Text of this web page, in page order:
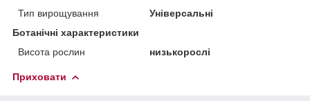
Тип вирощування
Універсальні
Ботанічні характеристики
Висота рослин
низькорослі
Приховати